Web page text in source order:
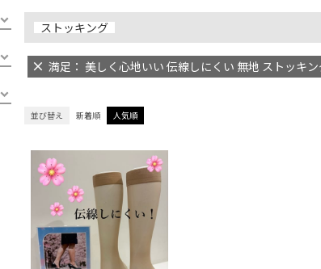
ストッキング
満足： 美しく心地いい 伝線しにくい 無地 ストッキ
並び替え 新着順 人気順